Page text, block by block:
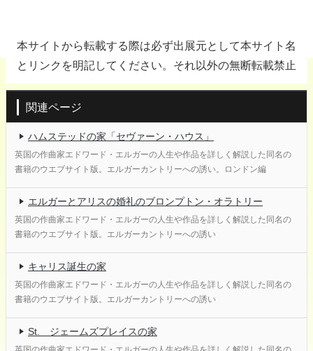
本サイトから転載する際は必ず出展元として本サイト名
とリンクを明記してください。それ以外の無断転載禁止
関連ページ
ハムステッドの家「セヴァーン・ハウス」
英国の作曲家エドワード・エルガーの人生や作品を詳しく解説した同名の
書籍のウエブサイト版。エルガーカントリーへの誘い。ロンドン編
エルガーとアリスの婚礼のブロンプトン・オラトリー
英国の作曲家エドワード・エルガーの人生や作品を詳しく解説した同名の
書籍のウエブサイト版。エルガーカントリーへの誘い
キャリス誕生の家
英国の作曲家エドワード・エルガーの人生や作品を詳しく解説した同名の
書籍のウエブサイト版。エルガーカントリーへの誘い
St. ジェームズプレイスの家